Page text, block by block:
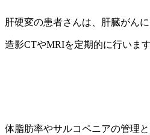
肝硬変の患者さんは、肝臓がんに
造影CTやMRIを定期的に行います
体脂肪率やサルコペニアの管理